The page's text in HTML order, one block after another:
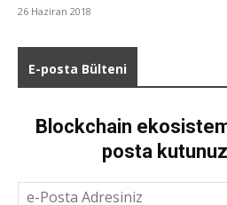
26 Haziran 2018
E-posta Bülteni
Blockchain
posta